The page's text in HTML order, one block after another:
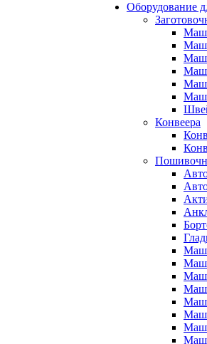
Оборудование
Конвеера